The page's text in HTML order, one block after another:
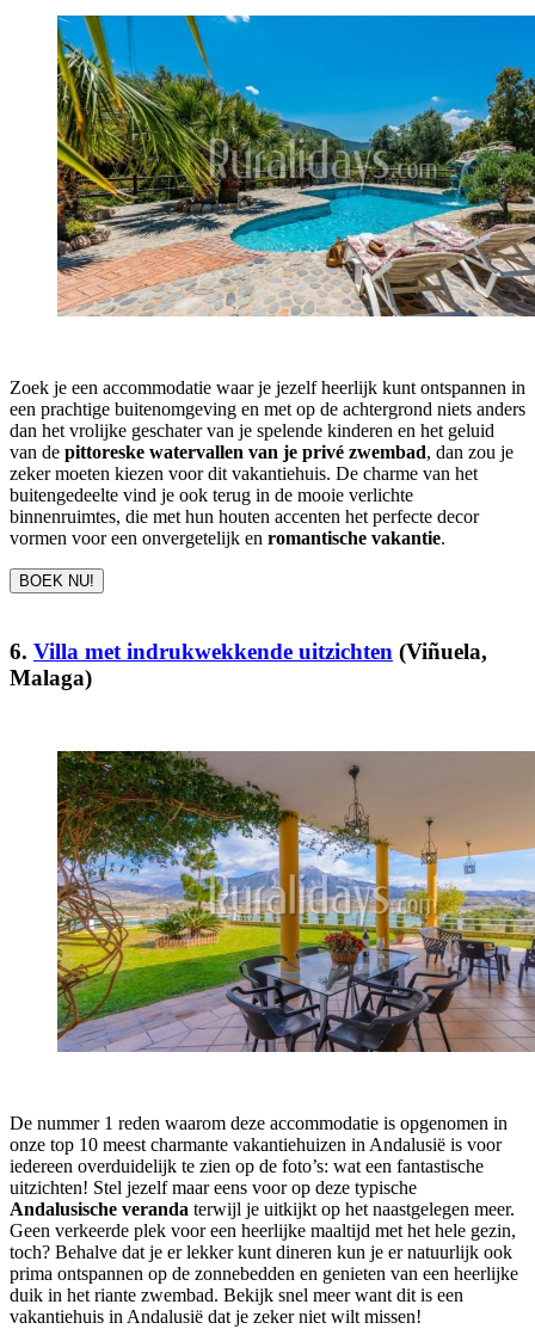
Zoek je een accommodatie waar je jezelf heerlijk kunt ontspannen in
een prachtige buitenomgeving en met op de achtergrond niets anders
dan het vrolijke geschater van je spelende kinderen en het geluid
van de pittoreske watervallen van je privé zwembad, dan zou je
zeker moeten kiezen voor dit vakantiehuis. De charme van het
buitengedeelte vind je ook terug in de mooie verlichte
binnenruimtes, die met hun houten accenten het perfecte decor
vormen voor een onvergetelijk en romantische vakantie.
BOEK NU!
6. Villa met indrukwekkende uitzichten (Viñuela,
Malaga)
De nummer 1 reden waarom deze accommodatie is opgenomen in
onze top 10 meest charmante vakantiehuizen in Andalusië is voor
iedereen overduidelijk te zien op de foto’s: wat een fantastische
uitzichten! Stel jezelf maar eens voor op deze typische
Andalusische veranda terwijl je uitkijkt op het naastgelegen meer.
Geen verkeerde plek voor een heerlijke maaltijd met het hele gezin,
toch? Behalve dat je er lekker kunt dineren kun je er natuurlijk ook
prima ontspannen op de zonnebedden en genieten van een heerlijke
duik in het riante zwembad. Bekijk snel meer want dit is een
vakantiehuis in Andalusië dat je zeker niet wilt missen!